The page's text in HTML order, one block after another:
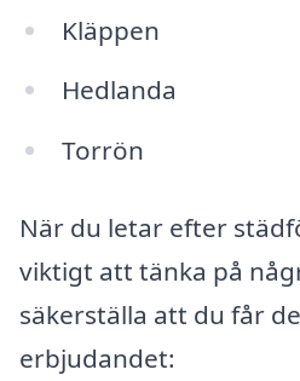
Kläppen
Hedlanda
Torrön
När du letar efter
viktigt att tänka på
säkerställa att du får
erbjudandet: